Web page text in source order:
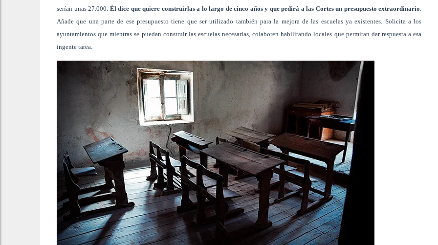
serían unas 27.000. Él dice que quiere construirlas a lo largo de cinco años y que pedirá a las Cortes un presupuesto extraordinario.
Añade que una parte de ese presupuesto tiene que ser utilizado también para la mejora de las escuelas ya existentes. Solicita a los
ayuntamientos que mientras se puedan construir las escuelas necesarias, colaboren habilitando locales que permitan dar respuesta a esa
ingente tarea.